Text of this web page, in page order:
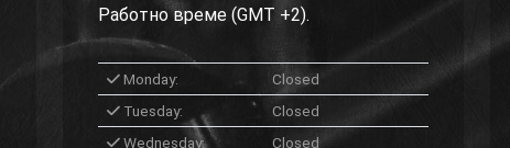
Работно време (GMT +2).
Monday:
Closed
Tuesday:
Closed
Wednesday:
Closed